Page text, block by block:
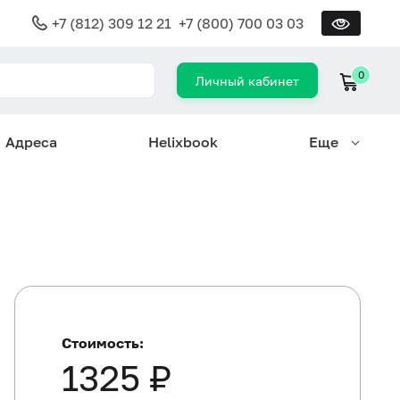
+7 (812) 309 12 21 +7 (800) 700 03 03
Личный кабинет 0
Адреса Helixbook Еще
Стоимость:
1325 ₽